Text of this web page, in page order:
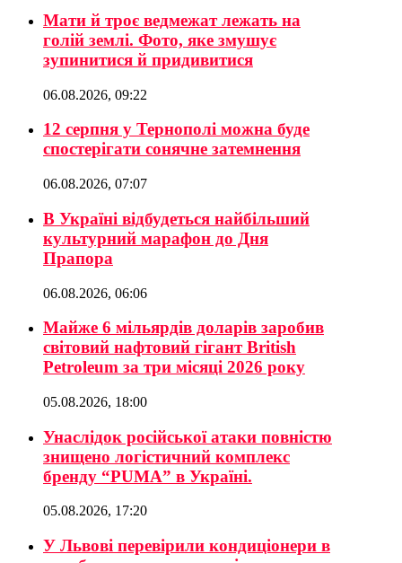
Мати й троє ведмежат лежать на
голій землі. Фото, яке змушує
зупинитися й придивитися
06.08.2026, 09:22
12 серпня у Тернополі можна буде
спостерігати сонячне затемнення
06.08.2026, 07:07
В Україні відбудеться найбільший
культурний марафон до Дня
Прапора
06.08.2026, 06:06
Майже 6 мільярдів доларів заробив
світовий нафтовий гігант British
Petroleum за три місяці 2026 року
05.08.2026, 18:00
Унаслідок російської атаки повністю
знищено логістичний комплекс
бренду “PUMA” в Україні.
05.08.2026, 17:20
У Львові перевірили кондиціонери в